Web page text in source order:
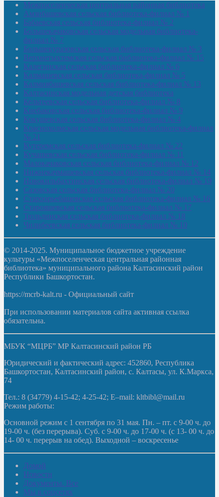
Межпоселенческая центральная районная библиотека
Амзибашевская сельская библиотека-филиал № 1
Бабаевская сельская библиотека-филиал № 2
Большекачаковская сельская модельная библиотека-
филиал № 7
Большекуразовская сельская библиотека-филиал № 3
Верхнетыхтемская сельская библиотека-филиал № 15
Калегинская сельская библиотека-филиал № 6
Калмашевская сельская библиотека-филиал № 5
Калмиябашевская сельская библиотека-филиал № 13
Калтасинская модельная детская библиотека
Кельтеевская сельская библиотека-филиал № 8
Киебаковская сельская библиотека-филиал № 9
Кокушевская сельская библиотека-филиал № 4
Краснохолмская сельская модельная библиотека-филиал
№ 21
Кутеремская сельская библиотека-филиал № 22
Кучашевская сельская библиотека-филиал № 11
Малокачаковская сельская библиотека-филиал № 12
Нижнекачмашевская сельская библиотека-филиал № 14
Новокильбахтинская сельская библиотека-филиал № 19
Сазовская сельская библиотека-филиал № 20
Староорьебашевская сельская библиотека-филиал № 16
Старояшевская сельская библиотека-филиал № 17
Тюльдинская сельская библиотека-филиал № 18
Чилибеевская сельская библиотека-филиал № 10
© 2014-2025. Муниципальное бюджетное учреждение
культуры «Межпоселенческая центральная районная
библиотека» муниципального района Калтасинский район
Республики Башкортостан.
https://mcrb-kalt.ru - Официальный сайт
При использовании материалов сайта активная ссылка
обязательна.
МБУК “МЦРБ” МР Калтасинский район РБ
Юридический и фактический адрес: 452860, Республика
Башкортостан, Калтасинский район, с. Калтасы, ул. К.Маркса,
74
Тел.: 8 (34779) 4-15-42; 4-25-42; E–mail: kltbibl@mail.ru
Режим работы:
Основной режим с 1 сентября по 31 мая. Пн. – пт. с 9-00 ч. до
19-00 ч. (без перерыва). Суб. с 9-00 ч. до 17-00 ч. (с 13- 00 ч. до
14- 00 ч. перерыв на обед). Выходной – воскресенье
Домой
Новости
Документы. Все
Мы в соцсетях